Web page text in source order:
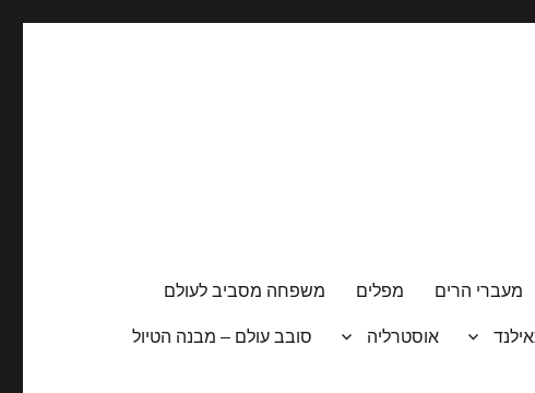
מעברי הרים מפלים משפחה מסביב לעולם
אוסטרליה סובב עולם – מבנה הטיול